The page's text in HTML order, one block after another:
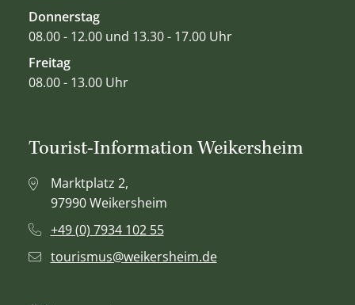
Donnerstag
08.00 - 12.00 und 13.30 - 17.00 Uhr
Freitag
08.00 - 13.00 Uhr
Tourist-Information Weikersheim
Marktplatz 2,
97990 Weikersheim
+49 (0) 7934 102 55
tourismus@weikersheim.de